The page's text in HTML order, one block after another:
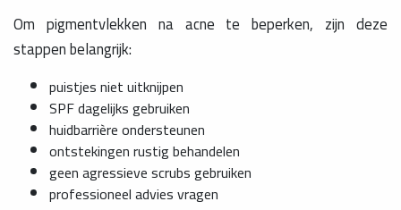
Om pigmentvlekken na acne te beperken, zijn deze
stappen belangrijk:
puistjes niet uitknijpen
SPF dagelijks gebruiken
huidbarrière ondersteunen
ontstekingen rustig behandelen
geen agressieve scrubs gebruiken
professioneel advies vragen